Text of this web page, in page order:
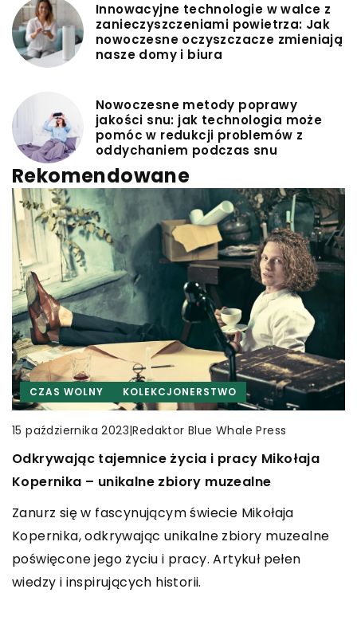
Innowacyjne technologie w walce z
zanieczyszczeniami powietrza: Jak
nowoczesne oczyszczacze zmieniają
nasze domy i biura
Nowoczesne metody poprawy
jakości snu: jak technologia może
pomóc w redukcji problemów z
oddychaniem podczas snu
Rekomendowane
CZAS WOLNY INNE
13 września 2023|Redaktor Blue Whale Press
Czy humor w formacjach kabaretowych
odzwierciedla zmieniające się trendy
społeczne?
Artykuł analizuje, jak humor prezentowany przez
formacje kabaretowe zmienia się w zależności od
trendów społeczno-kulturowych. Zrozum, jak
CZAS WOLNY KOLEKCJONERSTWO
15 października 2023|Redaktor Blue Whale Press
Odkrywając tajemnice życia i pracy Mikołaja
Kopernika – unikalne zbiory muzealne
Zanurz się w fascynującym świecie Mikołaja
Kopernika, odkrywając unikalne zbiory muzealne
poświęcone jego życiu i pracy. Artykuł pełen
wiedzy i inspirujących historii.
CZAS WOLNY INNE
6 września 2023|Redaktor Blue Whale Press
Jak stylizować denim na różne okazje –
praktyczne porady
Przekonaj się, jak modnie i efektownie stylizować
jeans na różne okazje. Praktyczne porady, które
pomogą Ci wykorzystać denim na co dzień, w
pracy czy na specjalne wydarzenia.